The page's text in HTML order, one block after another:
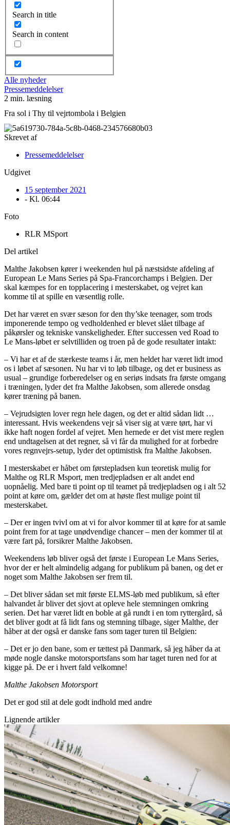
Search in title
Search in content
Alle nyheder
Pressemeddelelser
2 min. læsning
Fra sol i Thy til vejrtombola i Belgien
Skrevet af
Pressemeddelelser
Udgivet
15 september 2021
- Kl. 06:44
Foto
RLR MSport
Del artikel
Malthe Jakobsen kører i weekenden hul på næstsidste afdeling af
European Le Mans Series på Spa-Francorchamps i Belgien. Der
skal kæmpes for en topplacering i mesterskabet, og vejret kan
komme til at spille en væsentlig rolle.
Det har været en svær sæson for den thy’ske teenager, som trods
imponerende tempo og vedholdenhed er blevet slået tilbage af
påkørsler og tekniske vanskeligheder. Efter successen ved Road to
Le Mans-løbet er selvtilliden og troen på de gode resultater intakt:
– Vi har et af de stærkeste teams i år, men heldet har været lidt imod
os i løbet af sæsonen. Nu har vi to løb tilbage, og det er business as
usual – grundige forberedelser og en seriøs indsats fra første omgang
i træningen, lyder det fra Malthe Jakobsen, som allerede onsdag
kører træning på banen.
– Vejrudsigten lover regn hele dagen, og det er altid sådan lidt …
interessant. Hvis weekendens vejr så viser sig at være tørt, har vi
ikke haft nogen fordel af vejret. Men hernede er det vist mere reglen
end undtagelsen at det regner, så vi får da mulighed for at forbedre
vores regnvejrs-setup, lyder det optimistisk fra Malthe Jakobsen.
I mesterskabet er håbet om førstepladsen kun teoretisk mulig for
Malthe og RLR Msport, men tredjepladsen er alt andet end
uopnåelig. Med bare ti point op til teamet på tredjepladsen og i alt 52
point at køre om, gælder det om at høste flest mulige point til
mesterskabet.
– Der er ingen tvivl om at vi for alvor kommer til at køre for at samle
point frem for at tage unødvendige chancer – men der kommer til at
være fart på, forsikrer Malthe Jakobsen.
Weekendens løb bliver også det første i European Le Mans Series,
hvor der er helt almindelig adgang for publikum på banen, og det er
noget som Malthe Jakobsen ser frem til.
– Det bliver sådan set mit første ELMS-løb med publikum, så efter
halvandet år bliver det sjovt at opleve hele stemningen omkring
serien. Det har været lidt en boble at gå rundt i en tom ryttergård, så
det bliver godt at få lidt fans og stemning tilbage, siger Malthe, der
håber at der også er danske fans som tager turen til Belgien:
– Det er jo den bane, som er tættest på Danmark, så jeg håber da at
møde nogle danske motorsportsfans som har taget turen ned for at
kigge på. De er i hvert fald velkomne!
Malthe Jakobsen Motorsport
Det er god stil at dele godt indhold med andre
Lignende artikler